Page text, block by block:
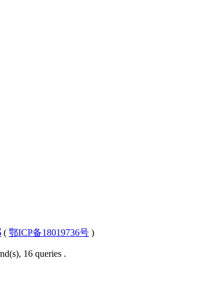
( 鄂ICP备18019736号 )
16 queries .